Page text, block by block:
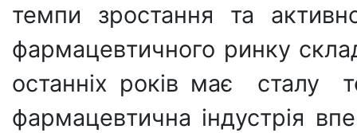
темпи зростання та
фармацевтичного ринку
останніх років має сталу
фармацевтична індустрія